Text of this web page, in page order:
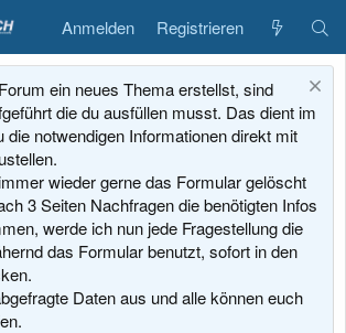
Anmelden Registrieren
ein neues Thema erstellst, sind
die du ausfüllen musst. Das dient im
die notwendigen Informationen direkt mit
wieder gerne das Formular gelöscht
3 Seiten Nachfragen die benötigten Infos
werde ich nun jede Fragestellung die
das Formular benutzt, sofort in den
Daten aus und alle können euch